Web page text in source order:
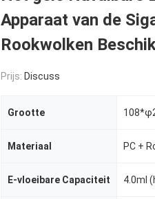
Apparaat van de
Rookwolken
Prijs: Discuss
Grootte
Materiaal PC +
E-vloeibare Capaciteit 4.0ml